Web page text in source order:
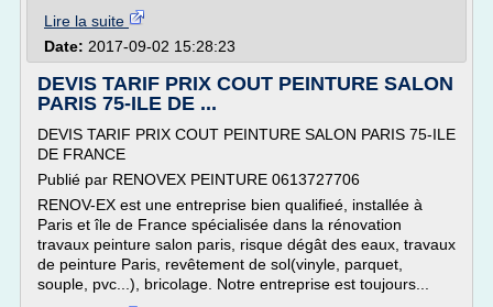
Lire la suite
Date: 2017-09-02 15:28:23
DEVIS TARIF PRIX COUT PEINTURE SALON
PARIS 75-ILE DE ...
DEVIS TARIF PRIX COUT PEINTURE SALON PARIS 75-ILE
DE FRANCE
Publié par RENOVEX PEINTURE 0613727706
RENOV-EX est une entreprise bien qualifieé, installée à
Paris et île de France spécialisée dans la rénovation
travaux peinture salon paris, risque dégât des eaux, travaux
de peinture Paris, revêtement de sol(vinyle, parquet,
souple, pvc...), bricolage. Notre entreprise est toujours...